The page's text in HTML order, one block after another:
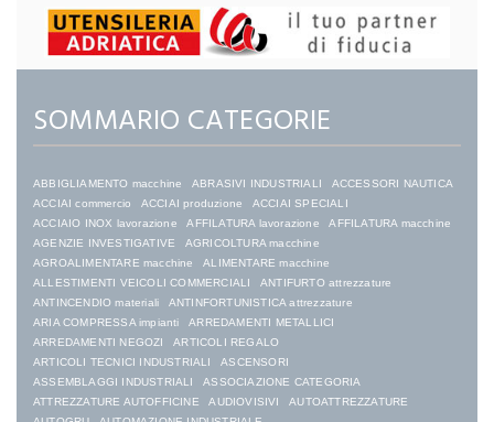
SOMMARIO CATEGORIE
ABBIGLIAMENTO macchine ABRASIVI INDUSTRIALI
ACCESSORI NAUTICA
ACCIAI commercio
ACCIAI produzione
ACCIAI SPECIALI
ACCIAIO INOX lavorazione
AFFILATURA lavorazione
AFFILATURA macchine
AGENZIE INVESTIGATIVE
AGRICOLTURA macchine
AGROALIMENTARE macchine
ALIMENTARE macchine
ALLESTIMENTI VEICOLI COMMERCIALI
ANTIFURTO attrezzature
ANTINCENDIO materiali
ANTINFORTUNISTICA attrezzature
ARIA COMPRESSA impianti
ARREDAMENTI METALLICI
ARREDAMENTI NEGOZI
ARTICOLI REGALO
ARTICOLI TECNICI INDUSTRIALI
ASCENSORI
ASSEMBLAGGI INDUSTRIALI
ASSOCIAZIONE CATEGORIA
ATTREZZATURE AUTOFFICINE
AUDIOVISIVI
AUTOATTREZZATURE